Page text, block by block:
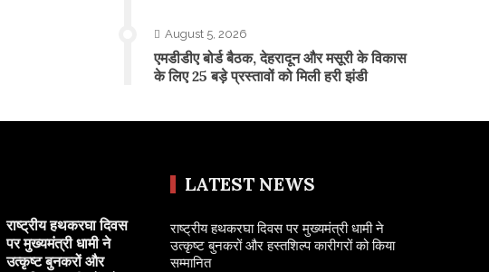
August 5, 2026
एमडीडीए बोर्ड बैठक, देहरादून और मसूरी के विकास
के लिए 25 बड़े प्रस्तावों को मिली हरी झंडी
राष्ट्रीय हथकरघा दिवस
पर मुख्यमंत्री धामी ने
उत्कृष्ट बुनकरों और
LATEST NEWS
राष्ट्रीय हथकरघा दिवस पर मुख्यमंत्री धामी ने
उत्कृष्ट बुनकरों और हस्तशिल्प कारीगरों को किया
सम्मानित